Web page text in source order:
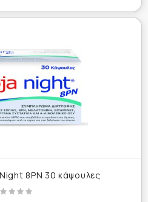
8PN 30 κάψουλες